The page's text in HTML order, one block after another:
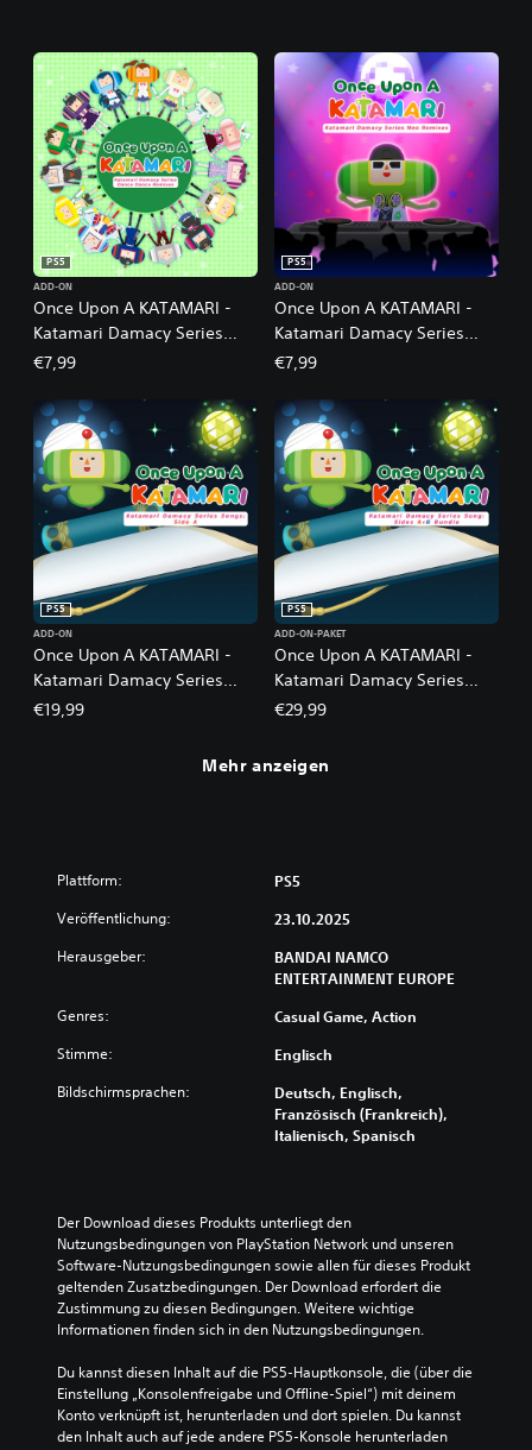
Once Upon A KATAMARI -
Katamari Damacy Series
Dance Dance Remixes
PS5
ADD-ON
€7,99
Once Upon A KATAMARI -
Katamari Damacy Series
Neo Remixes
PS5
ADD-ON
€7,99
Once Upon A KATAMARI -
Katamari Damacy Series
Songs: Side A
PS5
ADD-ON
€19,99
Once Upon A KATAMARI -
Katamari Damacy Series
Songs: Side A + B Bundle
PS5
ADD-ON-PAKET
€29,99
Mehr anzeigen
Plattform: PS5
Veröffentlichung: 23.10.2025
Herausgeber:
BANDAI NAMCO
ENTERTAINMENT EUROPE
Genres: Casual Game, Action
Stimme: Englisch
Bildschirmsprachen:
Deutsch, Englisch,
Französisch (Frankreich),
Italienisch, Spanisch
Der Download dieses Produkts unterliegt den
Nutzungsbedingungen von PlayStation Network und unseren
Software-Nutzungsbedingungen sowie allen für dieses Produkt
geltenden Zusatzbedingungen. Der Download erfordert die
Zustimmung zu diesen Bedingungen. Weitere wichtige
Informationen finden sich in den Nutzungsbedingungen.
Du kannst diesen Inhalt auf die PS5-Hauptkonsole, die (über die
Einstellung „Konsolenfreigabe und Offline-Spiel“) mit deinem
Konto verknüpft ist, herunterladen und dort spielen. Du kannst
den Inhalt auch auf jede andere PS5-Konsole herunterladen